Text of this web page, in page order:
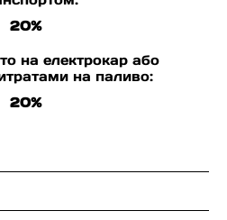
20%
на електрокар або
на паливо:
20%